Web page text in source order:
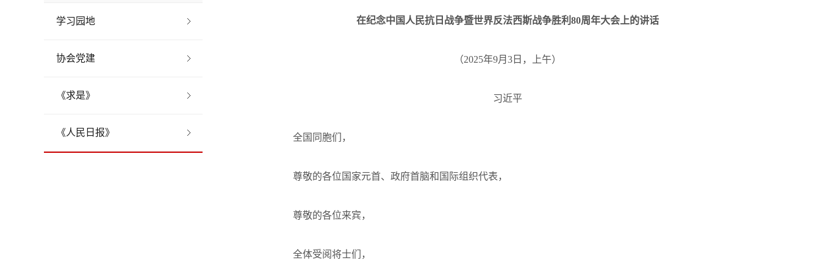
学习园地
协会党建
《求是》
《人民日报》
在纪念中国人民抗日战争暨世界反法西斯战争胜利80周年大会上的讲话
（2025年9月3日，上午）
习近平
全国同胞们，
尊敬的各位国家元首、政府首脑和国际组织代表，
尊敬的各位来宾，
全体受阅将士们，